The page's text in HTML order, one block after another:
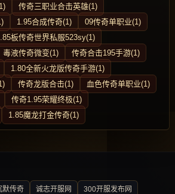
传奇三职业合击英雄(1)
1.95合成传奇(1)
09传奇单职业(1)
板传奇世界私服523sy(1)
毒液传奇微变(1)
传奇合击195手游(1)
1.80全新火龙版传奇手游(1)
传奇龙版合击(1)
血色传奇单职业(1)
传奇1.95荣耀终极(1)
1.85魔龙打金传奇(1)
默传奇 诚志开服网 300开服发布网